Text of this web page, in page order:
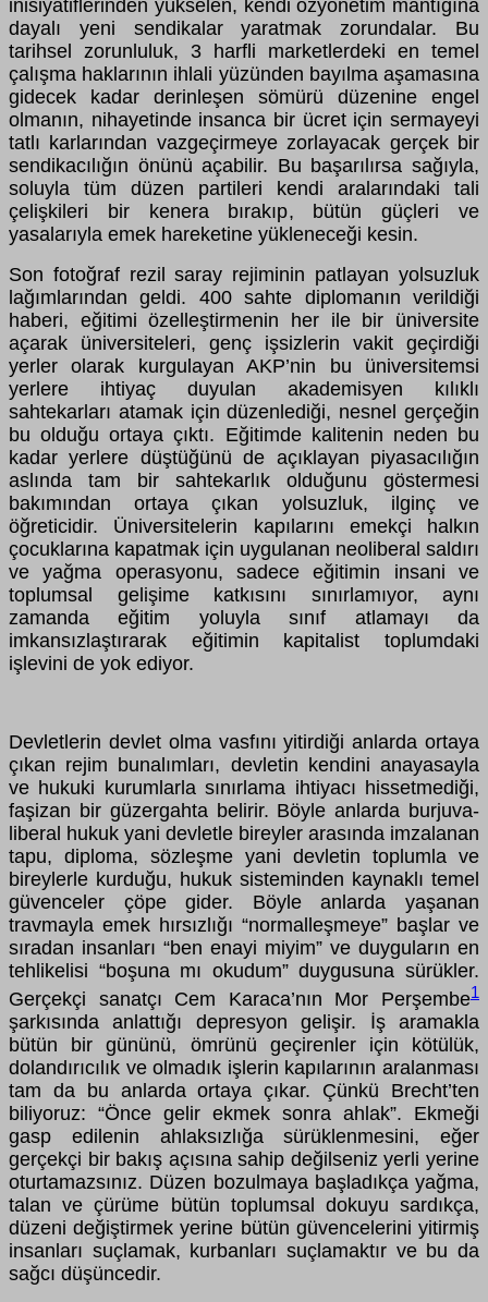
inisiyatiflerinden yükselen, kendi özyönetim mantığına
dayalı yeni sendikalar yaratmak zorundalar. Bu
tarihsel zorunluluk, 3 harfli marketlerdeki en temel
çalışma haklarının ihlali yüzünden bayılma aşamasına
gidecek kadar derinleşen sömürü düzenine engel
olmanın, nihayetinde insanca bir ücret için sermayeyi
tatlı karlarından vazgeçirmeye zorlayacak gerçek bir
sendikacılığın önünü açabilir. Bu başarılırsa sağıyla,
soluyla tüm düzen partileri kendi aralarındaki tali
çelişkileri bir kenera bırakıp, bütün güçleri ve
yasalarıyla emek hareketine yükleneceği kesin.
Son fotoğraf rezil saray rejiminin patlayan yolsuzluk
lağımlarından geldi. 400 sahte diplomanın verildiği
haberi, eğitimi özelleştirmenin her ile bir üniversite
açarak üniversiteleri, genç işsizlerin vakit geçirdiği
yerler olarak kurgulayan AKP’nin bu üniversitemsi
yerlere ihtiyaç duyulan akademisyen kılıklı
sahtekarları atamak için düzenlediği, nesnel gerçeğin
bu olduğu ortaya çıktı. Eğitimde kalitenin neden bu
kadar yerlere düştüğünü de açıklayan piyasacılığın
aslında tam bir sahtekarlık olduğunu göstermesi
bakımından ortaya çıkan yolsuzluk, ilginç ve
öğreticidir. Üniversitelerin kapılarını emekçi halkın
çocuklarına kapatmak için uygulanan neoliberal saldırı
ve yağma operasyonu, sadece eğitimin insani ve
toplumsal gelişime katkısını sınırlamıyor, aynı
zamanda eğitim yoluyla sınıf atlamayı da
imkansızlaştırarak eğitimin kapitalist toplumdaki
işlevini de yok ediyor.
Devletlerin devlet olma vasfını yitirdiği anlarda ortaya
çıkan rejim bunalımları, devletin kendini anayasayla
ve hukuki kurumlarla sınırlama ihtiyacı hissetmediği,
faşizan bir güzergahta belirir. Böyle anlarda burjuva-
liberal hukuk yani devletle bireyler arasında imzalanan
tapu, diploma, sözleşme yani devletin toplumla ve
bireylerle kurduğu, hukuk sisteminden kaynaklı temel
güvenceler çöpe gider. Böyle anlarda yaşanan
travmayla emek hırsızlığı “normalleşmeye” başlar ve
sıradan insanları “ben enayi miyim” ve duyguların en
tehlikelisi “boşuna mı okudum” duygusuna sürükler.
Gerçekçi sanatçı Cem Karaca’nın Mor Perşembe1
şarkısında anlattığı depresyon gelişir. İş aramakla
bütün bir gününü, ömrünü geçirenler için kötülük,
dolandırıcılık ve olmadık işlerin kapılarının aralanması
tam da bu anlarda ortaya çıkar. Çünkü Brecht’ten
biliyoruz: “Önce gelir ekmek sonra ahlak”. Ekmeği
gasp edilenin ahlaksızlığa sürüklenmesini, eğer
gerçekçi bir bakış açısına sahip değilseniz yerli yerine
oturtamazsınız. Düzen bozulmaya başladıkça yağma,
talan ve çürüme bütün toplumsal dokuyu sardıkça,
düzeni değiştirmek yerine bütün güvencelerini yitirmiş
insanları suçlamak, kurbanları suçlamaktır ve bu da
sağcı düşüncedir.